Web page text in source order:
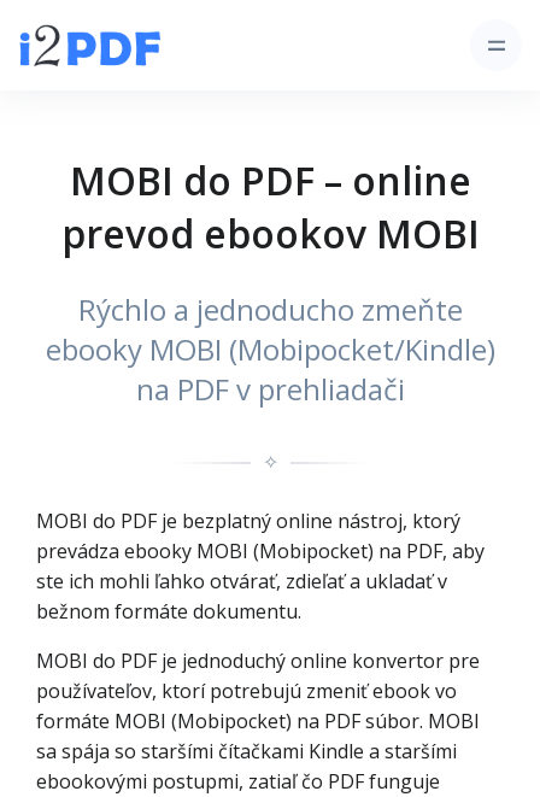
MOBI do PDF – online
prevod ebookov MOBI
Rýchlo a jednoducho zmeňte
ebooky MOBI (Mobipocket/Kindle)
na PDF v prehliadači
✧
MOBI do PDF je bezplatný online nástroj, ktorý
prevádza ebooky MOBI (Mobipocket) na PDF, aby
ste ich mohli ľahko otvárať, zdieľať a ukladať v
bežnom formáte dokumentu.
MOBI do PDF je jednoduchý online konvertor pre
používateľov, ktorí potrebujú zmeniť ebook vo
formáte MOBI (Mobipocket) na PDF súbor. MOBI
sa spája so staršími čítačkami Kindle a staršími
ebookovými postupmi, zatiaľ čo PDF funguje